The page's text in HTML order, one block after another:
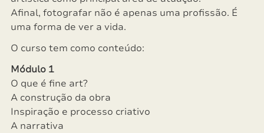
Afinal, fotografar não é apenas uma profissão. É
uma forma de ver a vida.
O curso tem como conteúdo:
Módulo 1
O que é fine art?
A construção da obra
Inspiração e processo criativo
A narrativa